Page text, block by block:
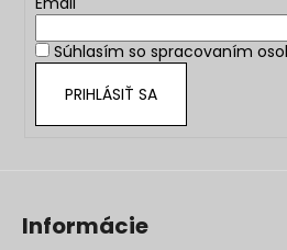
Súhlasím so spracovaním
PRIHLÁSIŤ SA
Informácie